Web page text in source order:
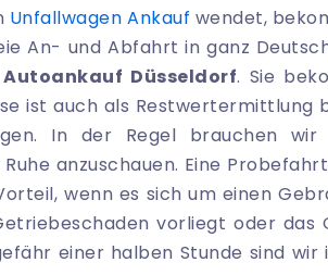
Unfallwagen Ankauf wendet,
An- und Abfahrt in ganz
Autoankauf Düsseldorf. Sie
ist auch als Restwertermittlung
In der Regel brauchen
anzuschauen. Eine
wenn es sich um einen
vorliegt oder das
einer halben Stunde sind wir